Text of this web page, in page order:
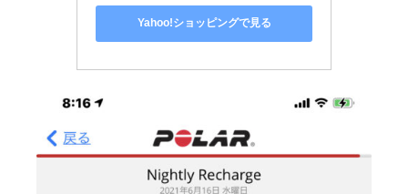
Yahoo!ショッピングで見る